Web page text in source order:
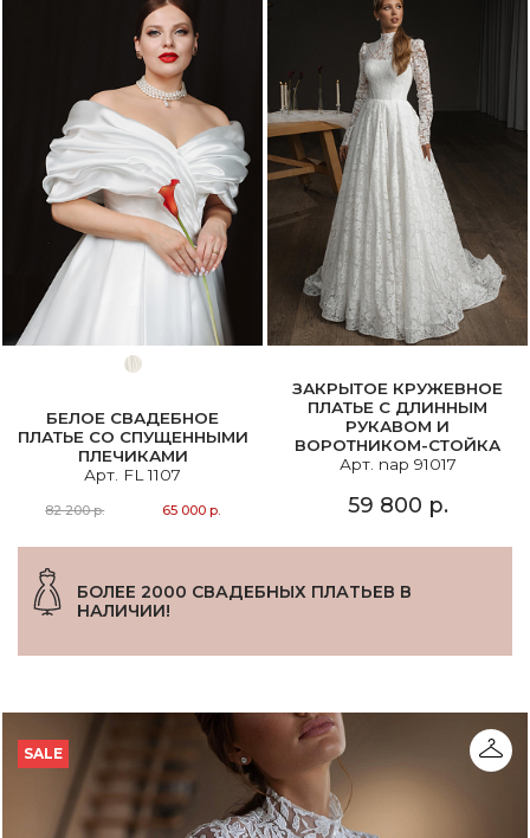
БЕЛОЕ СВАДЕБНОЕ
ПЛАТЬЕ СО СПУЩЕННЫМИ
ПЛЕЧИКАМИ
Арт. FL 1107
82 200 р. 65 000 р.
ЗАКРЫТОЕ КРУЖЕВНОЕ
ПЛАТЬЕ С ДЛИННЫМ
РУКАВОМ И
ВОРОТНИКОМ-СТОЙКА
Арт. nap 91017
59 800 р.
БОЛЕЕ 2000 СВАДЕБНЫХ ПЛАТЬЕВ В
НАЛИЧИИ!
SALE